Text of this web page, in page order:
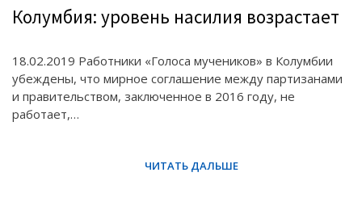
Колумбия: уровень насилия возрастает
18.02.2019 Работники «Голоса мучеников» в Колумбии
убеждены, что мирное соглашение между партизанами
и правительством, заключенное в 2016 году, не
работает,…